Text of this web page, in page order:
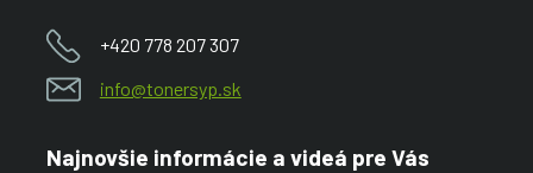
+420 778 207 307
info@tonersyp.sk
Najnovšie informácie a videá pre Vás